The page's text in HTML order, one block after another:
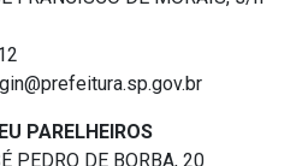
PARELHEIROS
PEDRO DE BORBA, 20